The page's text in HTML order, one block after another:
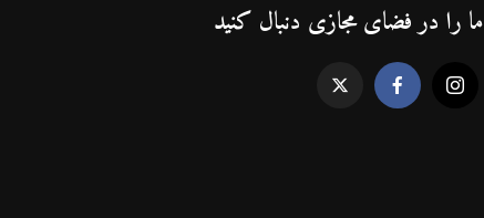
ما را در فضای مجازی دنبال کنید